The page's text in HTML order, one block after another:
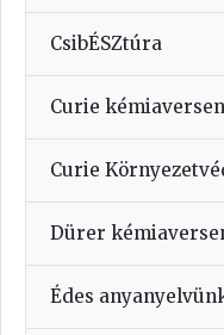
CsibÉSZtúra
Curie
Curie
Dürer
Édes